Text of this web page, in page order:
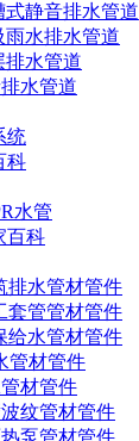
式静音排水管道
雨水排水管道
排水管道
水管道
统
科
水管
百科
排水管材管件
套管管材管件
给水管材管件
管材管件
材管件
纹管材管件